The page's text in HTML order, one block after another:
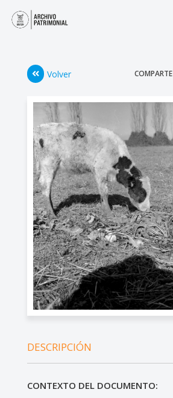
Volver COMPARTE
DESCRIPCIÓN
CONTEXTO DEL DOCUMENTO: